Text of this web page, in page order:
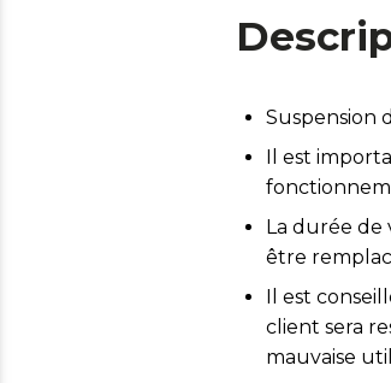
Suspension
Il est
La durée de
être
Il est
client sera
mauvaise